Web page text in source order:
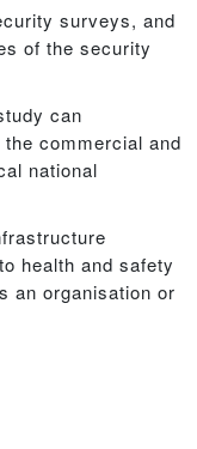
surveys, and
of the security
can
commercial and
national
health and safety
an organisation or